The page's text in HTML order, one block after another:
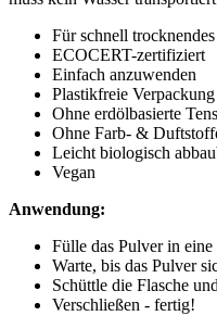
Für schnell
ECOCERT-zertifiziert
Einfach anzuwenden
Plastikfreie Verpackung
Ohne erdölbasierte
Ohne Farb- &
Leicht biologisch
Vegan
Anwendung:
Fülle das Pulver in
Warte, bis das Pulver
Schüttle die Flasche
Verschließen - fertig!